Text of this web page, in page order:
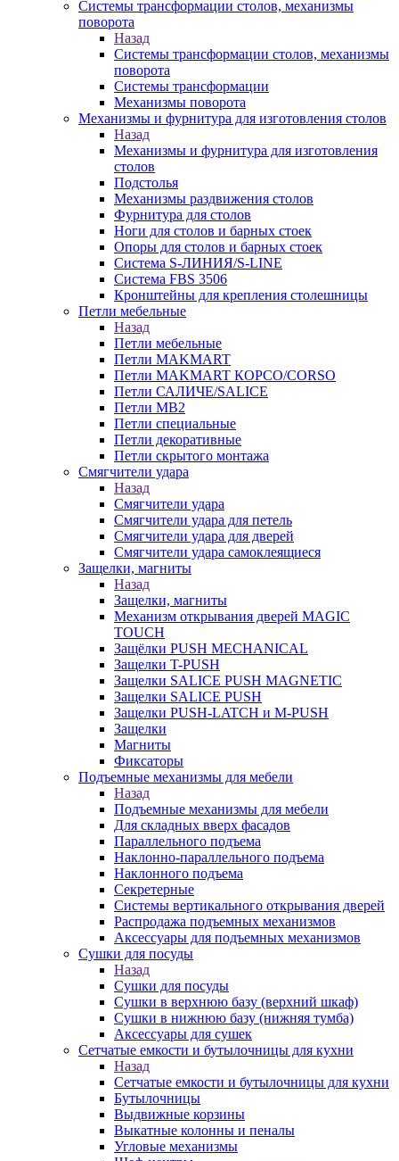
Системы трансформации столов, механизмы
поворота
Назад
Системы трансформации столов, механизмы
поворота
Системы трансформации
Механизмы поворота
Механизмы и фурнитура для изготовления столов
Назад
Механизмы и фурнитура для изготовления
столов
Подстолья
Механизмы раздвижения столов
Фурнитура для столов
Ноги для столов и барных стоек
Опоры для столов и барных стоек
Система S-ЛИНИЯ/S-LINE
Система FBS 3506
Кронштейны для крепления столешницы
Петли мебельные
Назад
Петли мебельные
Петли MAKMART
Петли MAKMART КОРСО/CORSO
Петли САЛИЧЕ/SALICE
Петли MB2
Петли специальные
Петли декоративные
Петли скрытого монтажа
Смягчители удара
Назад
Смягчители удара
Смягчители удара для петель
Смягчители удара для дверей
Cмягчители удара самоклеящиеся
Защелки, магниты
Назад
Защелки, магниты
Механизм открывания дверей MAGIC
TOUCH
Защёлки PUSH MECHANICAL
Защелки T-PUSH
Защелки SALICE PUSH MAGNETIC
Защелки SALICE PUSH
Защелки PUSH-LATCH и M-PUSH
Защелки
Магниты
Фиксаторы
Подъемные механизмы для мебели
Назад
Подъемные механизмы для мебели
Для складных вверх фасадов
Параллельного подъема
Наклонно-параллельного подъема
Наклонного подъема
Секретерные
Системы вертикального открывания дверей
Распродажа подъемных механизмов
Аксессуары для подъемных механизмов
Сушки для посуды
Назад
Сушки для посуды
Сушки в верхнюю базу (верхний шкаф)
Сушки в нижнюю базу (нижняя тумба)
Аксессуары для сушек
Сетчатые емкости и бутылочницы для кухни
Назад
Сетчатые емкости и бутылочницы для кухни
Бутылочницы
Выдвижные корзины
Выкатные колонны и пеналы
Угловые механизмы